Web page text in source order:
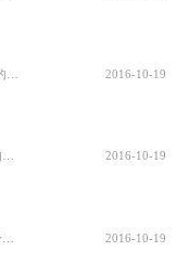
2016-10-19
去美國的學生都快要啟程了吧？作為一名留學生，如今我已經來來回回美國很多次了，弄得逛機場跟逛公園似的。在剛剛回美國的飛機上，看到很多即將報到的大學新生，一下子就忽然想起來自己第一次到美國時，一個人無依無靠，手足無措的情形。為了能幫助一下新同學，下面談點“初次”美國的經驗，希望這... 2016-10-19
隨著金秋開學季的來臨，赴海外留學的學子開始動身前的準備工作。對留學生和家長而言，管理花銷是一件殊為不易又令人頭痛的事情。其實，銀行卡是海外留學時管理支出的一大利器，不僅在使用時安全便捷，還可以培養留學生理性消費與管理收支的好習慣。 提示一：選擇與目的地的清算幣種相符雙幣卡 外幣信用卡是留學生最有用的... 2016-10-19